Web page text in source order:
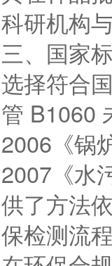
科研机构
三、国家
选择符合
管 B1060
2006《锅
2007《水
供了方法
保检测流